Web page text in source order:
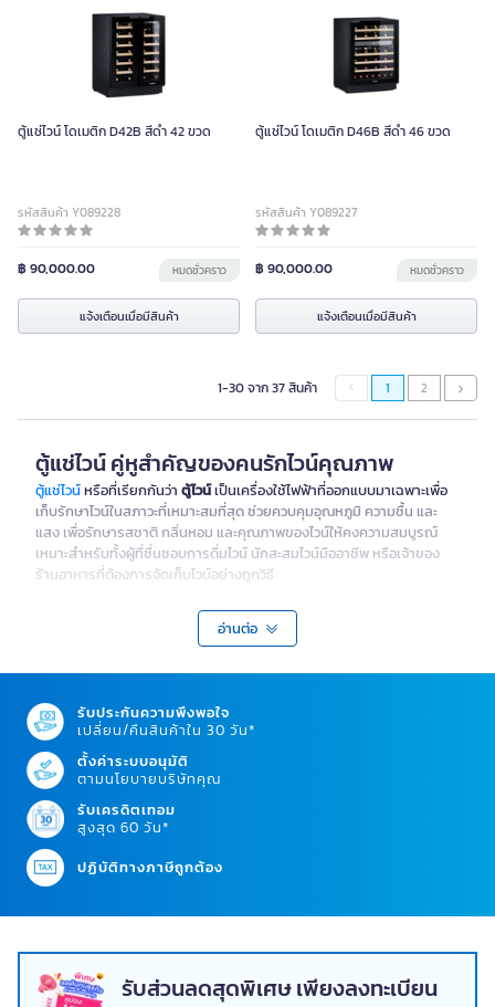
ตู้แช่ไวน์ โดเมติก D42B สีดำ 42 ขวด
รหัสสินค้า Y089228
฿ 90,000.00 หมดชั่วคราว
แจ้งเตือนเมื่อมีสินค้า
ตู้แช่ไวน์ โดเมติก D46B สีดำ 46 ขวด
รหัสสินค้า Y089227
฿ 90,000.00 หมดชั่วคราว
แจ้งเตือนเมื่อมีสินค้า
1-30 จาก 37 สินค้า 1 2
ตู้แช่ไวน์ คู่หูสำคัญของคนรักไวน์คุณภาพ
ตู้แช่ไวน์หรือที่เรียกกันว่า ตู้ไวน์เป็นเครื่องใช้ไฟฟ้าที่ออกแบบมาเฉพาะเพื่อ
เก็บรักษาไวน์ในสภาวะที่เหมาะสมที่สุด ช่วยควบคุมอุณหภูมิ ความชื้น และ
แสง เพื่อรักษารสชาติ กลิ่นหอม และคุณภาพของไวน์ให้คงความสมบูรณ์
เหมาะสำหรับทั้งผู้ที่ชื่นชอบการดื่มไวน์ นักสะสมไวน์มืออาชีพ หรือเจ้าของ
ร้านอาหารที่ต้องการจัดเก็บไวน์อย่างถูกวิธี
รู้จักประเภทของตู้เก็บไวน์แต่ละแบบ
มีให้เลือกหลากหลายรูปแบบตามความต้องการใช้
ตู้แช่ไวน์แบบเดี่ยวอุณหภูมิ เหมาะกับผู้เริ่มต้น
ตู้แช่ไวน์แบบเดี่ยวอุณหภูมิ เหมาะสำหรับผู้ที่เก็บไวน์ประเภทเดียว เช่น ไวน์
แดงหรือไวน์ขาวอย่างใดอย่างหนึ่ง ระบบควบคุมอุณหภูมิทำงานได้แม่นยำ
ช่วยรักษาคุณภาพไวน์ตลอดเวลา
นิยมสำหรับคนที่เพิ่งเริ่มสะสมไวน์
ตู้แช่ไวน์แบบสองอุณหภูมิ ยืดหยุ่นสำหรับหลายชนิด
ตู้แช่ไวน์แบบสองอุณหภูมิมาพร้อมระบบควบคุมอุณหภูมิแยกเป็นสองโซน
ชนิด
ตู้แช่ไวน์แบบพกพา - สะดวกทุกที่ทุกเวลา
อ่านต่อ
รับประกันความพึงพอใจ
เปลี่ยน/คืนสินค้าใน 30 วัน*
ตั้งค่าระบบอนุมัติ
ตามนโยบายบริษัทคุณ
รับเครดิตเทอม
สูงสุด 60 วัน*
ปฏิบัติทางภาษีถูกต้อง
รับส่วนลดสุดพิเศษ เพียงลงทะเบียน